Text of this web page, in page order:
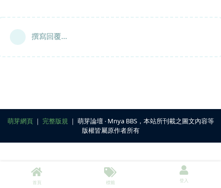
撰寫回覆...
萌芽網頁｜ 完整版規 ｜ 萌芽論壇 ‧ Mnya BBS，本站所刊載之圖文內容等
版權皆屬原作者所有
首頁 標籤 登入